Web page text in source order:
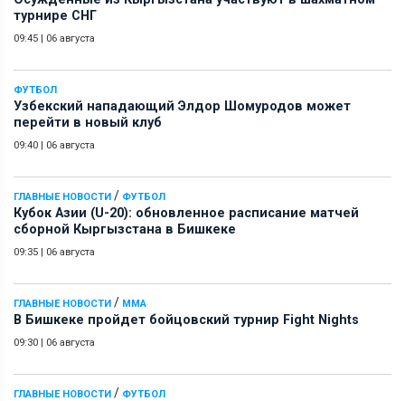
турнире СНГ
09:45 | 06 августа
ФУТБОЛ
Узбекский нападающий Элдор Шомуродов может
перейти в новый клуб
09:40 | 06 августа
ГЛАВНЫЕ НОВОСТИ / ФУТБОЛ
Кубок Азии (U-20): обновленное расписание матчей
сборной Кыргызстана в Бишкеке
09:35 | 06 августа
ГЛАВНЫЕ НОВОСТИ / ММА
В Бишкеке пройдет бойцовский турнир Fight Nights
09:30 | 06 августа
ГЛАВНЫЕ НОВОСТИ / ФУТБОЛ